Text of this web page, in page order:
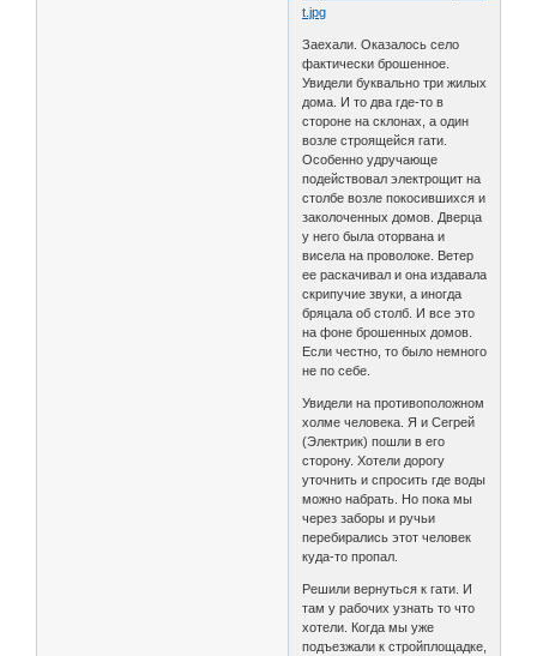
Заехали. Оказалось село
фактически брошенное.
Увидели буквально три жилых
дома. И то два где-то в
стороне на склонах, а один
возле строящейся гати.
Особенно удручающе
подействовал электрощит на
столбе возле покосившихся и
заколоченных домов. Дверца
у него была оторвана и
висела на проволоке. Ветер
ее раскачивал и она издавала
скрипучие звуки, а иногда
бряцала об столб. И все это
на фоне брошенных домов.
Если честно, то было немного
не по себе.
Увидели на противоположном
холме человека. Я и Сегрей
(Электрик) пошли в его
сторону. Хотели дорогу
уточнить и спросить где воды
можно набрать. Но пока мы
через заборы и ручьи
перебирались этот человек
куда-то пропал.
Решили вернуться к гати. И
там у рабочих узнать то что
хотели. Когда мы уже
подъезжали к стройплощадке,